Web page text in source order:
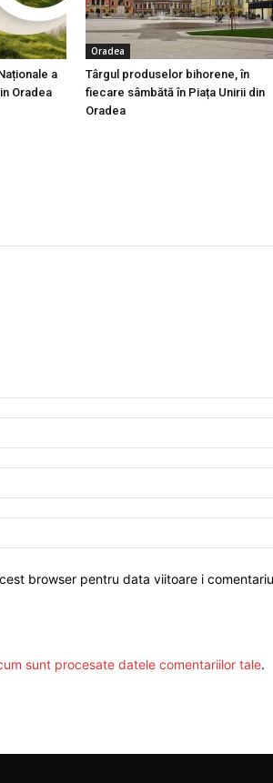
a
Oradea
Oradea
Târgul produselor bihorene, în
fiecare sâmbătă în Piața Unirii din
Oradea
browser pentru data viitoare i
sunt procesate datele comentariilor tale.